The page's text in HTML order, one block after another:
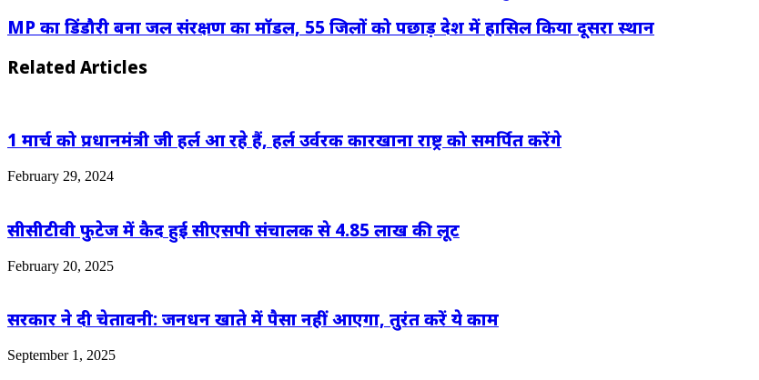
MP का डिंडौरी बना जल संरक्षण का मॉडल, 55 जिलों को पछाड़ देश में हासिल किया दूसरा स्थान
Related Articles
1 मार्च को प्रधानमंत्री जी हर्ल आ रहे हैं, हर्ल उर्वरक कारखाना राष्ट्र को समर्पित करेंगे
February 29, 2024
सीसीटीवी फुटेज में कैद हुई सीएसपी संचालक से 4.85 लाख की लूट
February 20, 2025
सरकार ने दी चेतावनी: जनधन खाते में पैसा नहीं आएगा, तुरंत करें ये काम
September 1, 2025